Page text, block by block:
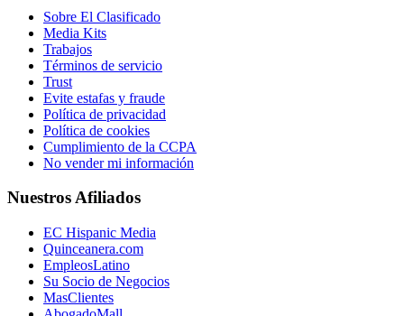
Sobre El Clasificado
Media Kits
Trabajos
Términos de servicio
Trust
Evite estafas y fraude
Política de privacidad
Política de cookies
Cumplimiento de la CCPA
No vender mi información
Nuestros Afiliados
EC Hispanic Media
Quinceanera.com
EmpleosLatino
Su Socio de Negocios
MasClientes